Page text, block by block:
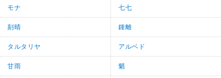
モナ 七七
刻晴 鍾離
タルタリヤ アルベド
甘雨 魈